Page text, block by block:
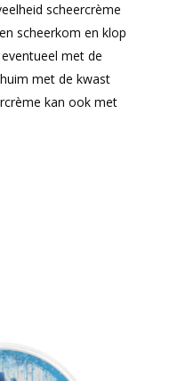
scheercrème
scheerkom en klop
met de
met de kwast
kan ook met